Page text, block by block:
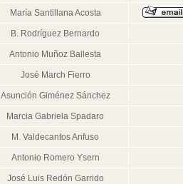
María Santillana Acosta
B. Rodríguez Bernardo
Antonio Muñoz Ballesta
José March Fierro
Asunción Giménez Sánchez
Marcia Gabriela Spadaro
M. Valdecantos Anfuso
Antonio Romero Ysern
José Luis Redón Garrido